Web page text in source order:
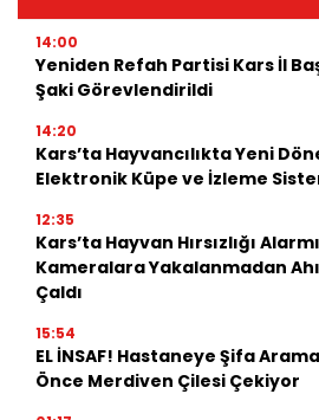
14:00
Yeniden Refah Partisi Kars İl
Şaki Görevlendirildi
14:20
Kars’ta Hayvancılıkta Yeni
Elektronik Küpe ve İzleme
12:35
Kars’ta Hayvan Hırsızlığı
Kameralara Yakalanmadan
Çaldı
15:54
EL İNSAF! Hastaneye Şifa
Önce Merdiven Çilesi Çekiyor